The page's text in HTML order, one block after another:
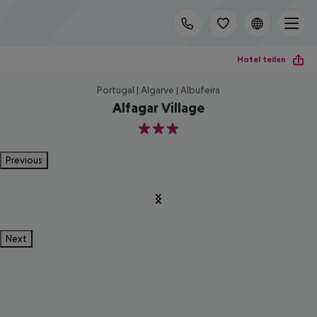
Hotel teilen
Portugal | Algarve | Albufeira
Alfagar Village
3
Previous
Next